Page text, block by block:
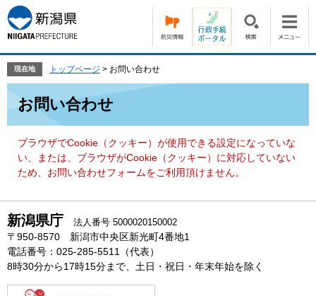
ー
ジ
の
頭
す。
ニ
ュ
ー
飛
て
現在地 トップページ > お問い合わせ
お問い合わせ
ブラウザでCookie（クッキー）が使用できる設定になっていな
い、または、ブラウザがCookie（クッキー）に対応していない
ため、お問い合わせフォームをご利用頂けません。
新潟県庁 法人番号 5000020150002
〒950-8570 新潟市中央区新光町4番地1
電話番号：025-285-5511（代表）
8時30分から17時15分まで、土日・祝日・年末年始を除く